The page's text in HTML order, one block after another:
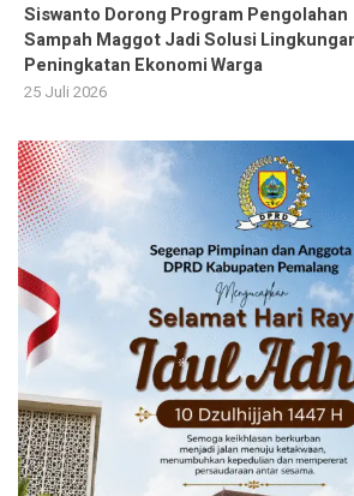
Siswanto Dorong Program Pengolahan
Sampah Maggot Jadi Solusi
Peningkatan Ekonomi Warga
25 Juli 2026